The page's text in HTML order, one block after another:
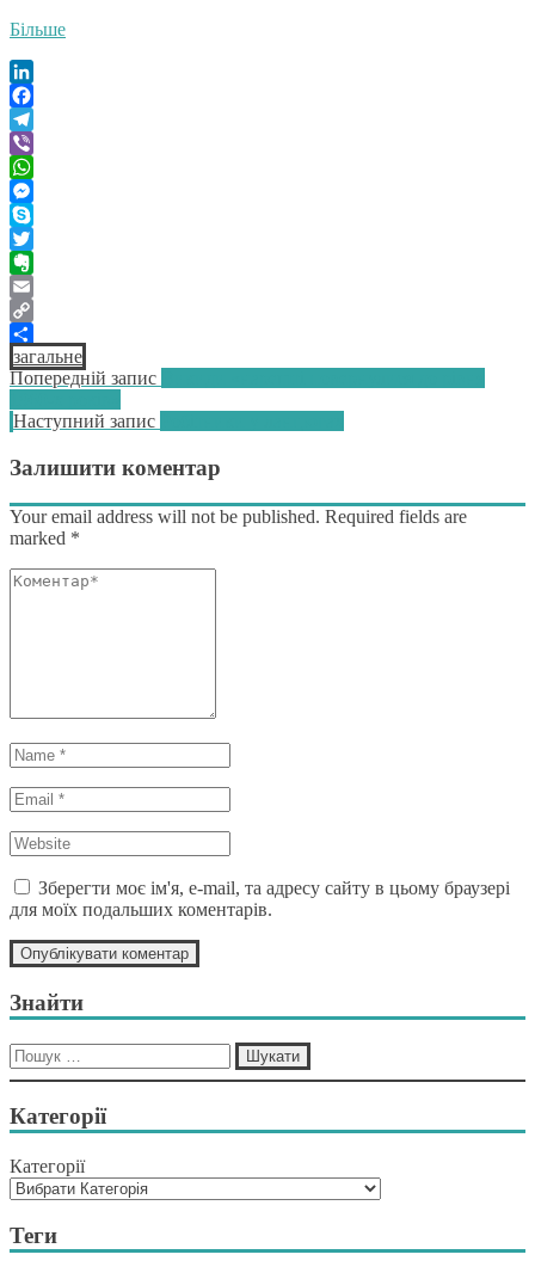
Більше
LinkedIn
Facebook
Telegram
Viber
WhatsApp
Messenger
Skype
Twitter
Evernote
Email
Copy
Link
Поділитися
загальне
Навігація
записів
Попередній запис
Наступний запис
Залишити коментар
Your email address will not be published. Required fields are
marked *
Коментар*
Name
*
Email
*
Website
*
Зберегти моє ім'я, e-mail, та адресу сайту в цьому браузері
для моїх подальших коментарів.
Знайти
Пошук:
Категорії
Категорії
Теги